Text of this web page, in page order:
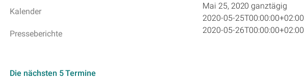
Mai 25, 2020ganztägig
2020-05-25T00:00:00+02:00
2020-05-26T00:00:00+02:00
Kalender
Presseberichte
Die nächsten 5 Termine